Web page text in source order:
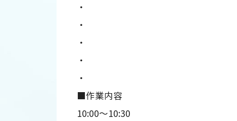
・
・
・
・
・
■作業内容
10:00～10:30